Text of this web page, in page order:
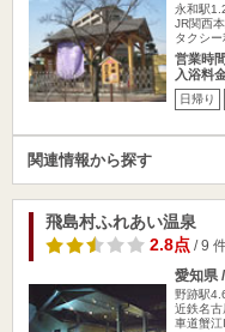
永和駅
JR関西
タクシー
営業時
入浴料
日帰り
関連情報から探す
飛島村ふれあい温泉
2.8点/ 9
愛知県
野跡駅
近鉄名
車道蟹江